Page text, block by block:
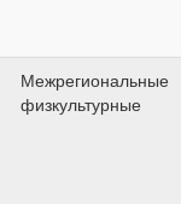
Межрегиональные
физкультурные